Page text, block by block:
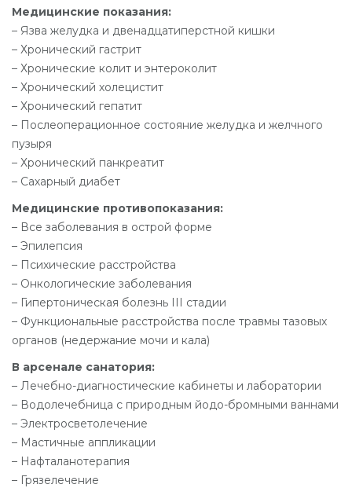
Медицинские показания:
– Язва желудка и двенадцатиперстной кишки
– Хронический гастрит
– Хронические колит и энтероколит
– Хронический холецистит
– Хронический гепатит
– Послеоперационное состояние желудка и желчного
пузыря
– Хронический панкреатит
– Сахарный диабет
Медицинские противопоказания:
– Все заболевания в острой форме
– Эпилепсия
– Психические расстройства
– Онкологические заболевания
– Гипертоническая болезнь III стадии
– Функциональные расстройства после травмы тазовых
органов (недержание мочи и кала)
В арсенале санатория:
– Лечебно-диагностические кабинеты и лаборатории
– Водолечебница с природным йодо-бромными ваннами
– Электросветолечение
– Мастичные аппликации
– Нафталанотерапия
– Грязелечение